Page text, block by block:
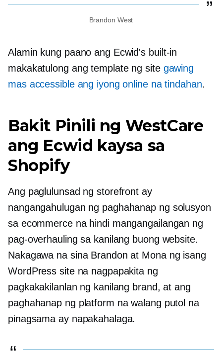
Brandon West
Alamin kung paano ang Ecwid's built-in
makakatulong ang template ng site gawing
mas accessible ang iyong online na tindahan.
Bakit Pinili ng WestCare
ang Ecwid kaysa sa
Shopify
Ang paglulunsad ng storefront ay
nangangahulugan ng paghahanap ng solusyon
sa ecommerce na hindi mangangailangan ng
pag-overhauling sa kanilang buong website.
Nakagawa na sina Brandon at Mona ng isang
WordPress site na nagpapakita ng
pagkakakilanlan ng kanilang brand, at ang
paghahanap ng platform na walang putol na
pinagsama ay napakahalaga.